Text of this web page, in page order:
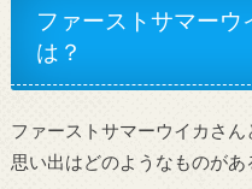
ファーストサマー
は？
ファーストサマーウイカさ
思い出はどのようなものがあ